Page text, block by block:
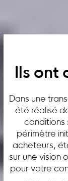
Ils ont
Dans une
été réalisé
conditions
périmètre
acheteurs,
sur une vision
pour votre